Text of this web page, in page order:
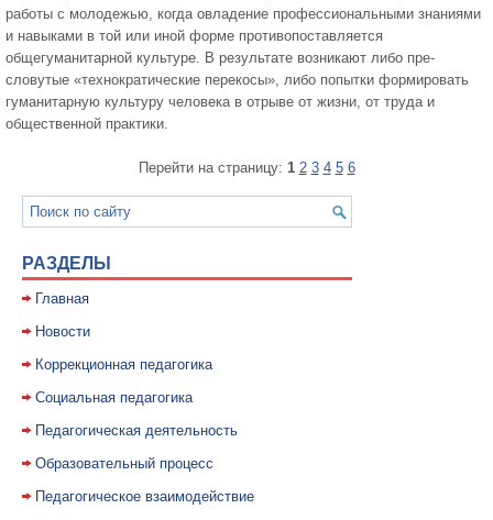
работы с молоде­жью, когда овладение профессиональными знаниями
и навыками в той или иной форме противопоставляется
общегуманитарной культуре. В результате возникают либо пре­
словутые «технократические перекосы», либо попытки формировать
гуманитарную культуру человека в отрыве от жизни, от труда и
общественной практики.
Перейти на страницу: 1 2 3 4 5 6
РАЗДЕЛЫ
Главная
Новости
Коррекционная педагогика
Социальная педагогика
Педагогическая деятельность
Образовательный процесс
Педагогическое взаимодействие